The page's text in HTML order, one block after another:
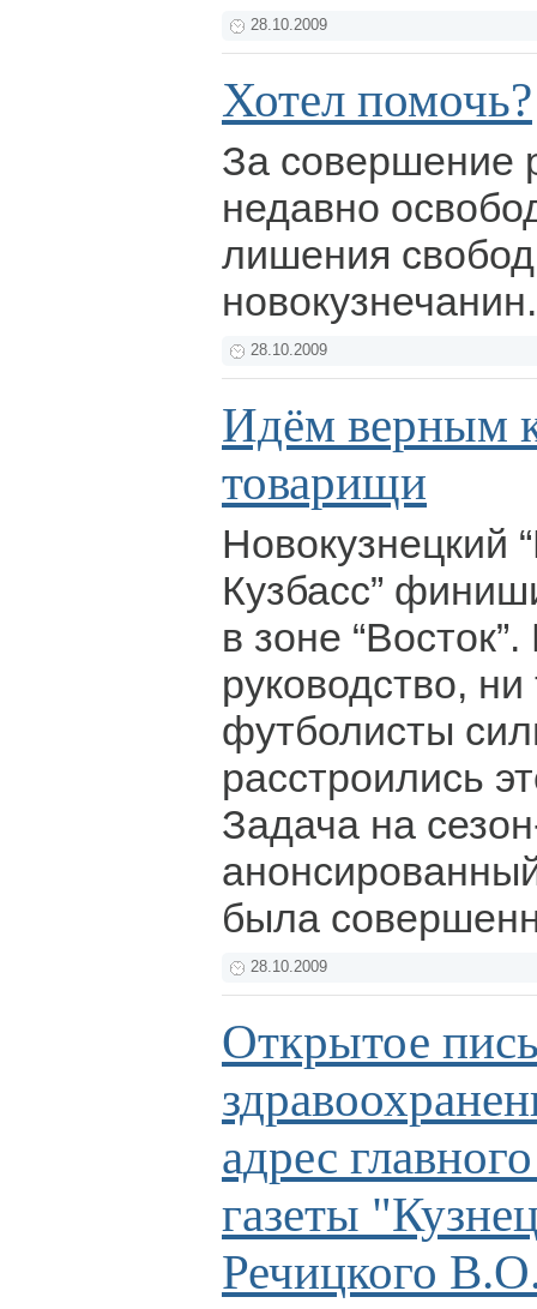
28.10.2009
Хотел помочь?
За совершение
недавно
лишения
28.10.2009
Идём верным
товарищи
Новокузнецкий
Кузбасс”
в зоне
руководство,
футболисты
расстроились
Задача на
была
28.10.2009
Открытое
адрес
газеты
Речицкого